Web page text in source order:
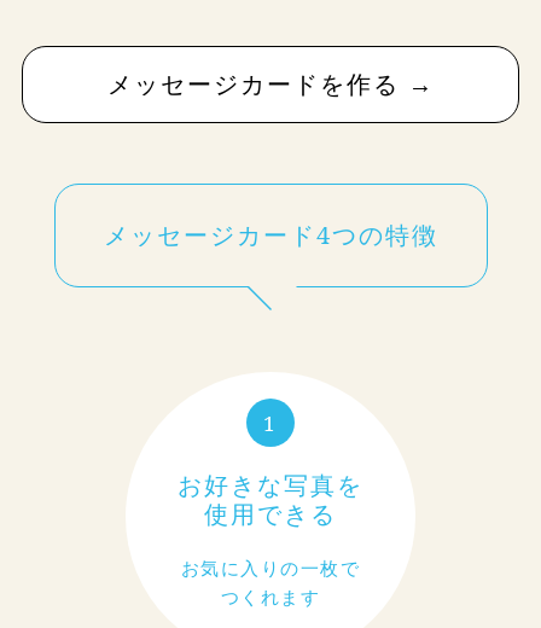
メッセージカードを作る →
メッセージカード4つの特徴
1
お好きな写真を
使用できる
お気に入りの一枚で
つくれます